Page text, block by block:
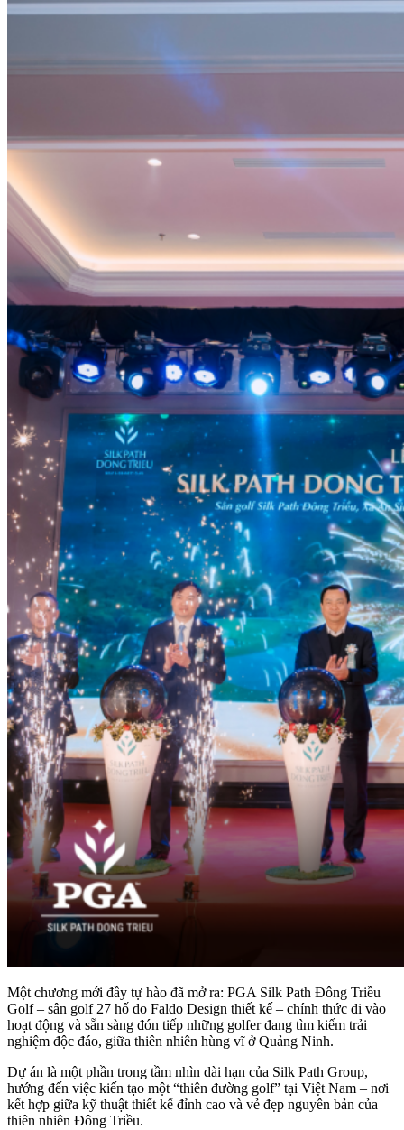
Một chương mới đầy tự hào đã mở ra: PGA Silk Path Đông Triều
Golf – sân golf 27 hố do Faldo Design thiết kế – chính thức đi vào
hoạt động và sẵn sàng đón tiếp những golfer đang tìm kiếm trải
nghiệm độc đáo, giữa thiên nhiên hùng vĩ ở Quảng Ninh.
Dự án là một phần trong tầm nhìn dài hạn của Silk Path Group,
hướng đến việc kiến tạo một “thiên đường golf” tại Việt Nam – nơi
kết hợp giữa kỹ thuật thiết kế đỉnh cao và vẻ đẹp nguyên bản của
thiên nhiên Đông Triều.